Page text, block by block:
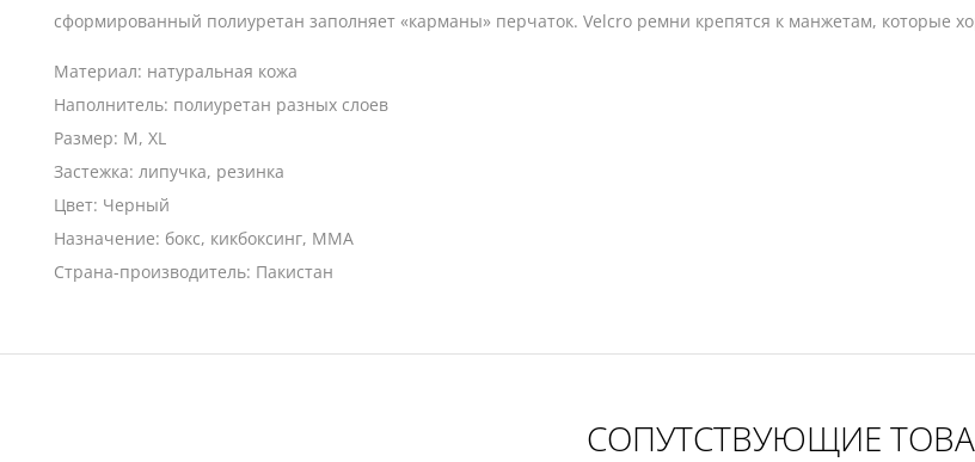
сформированный полиуретан заполняет «карманы» перчаток. Velcro ремни крепятся к манжетам, которые
Материал: натуральная кожа
Наполнитель: полиуретан разных слоев
Размер: M, XL
Застежка: липучка, резинка
Цвет: Черный
Назначение: бокс, кикбоксинг, MMA
Страна-производитель: Пакистан
СОПУТСТВУЮЩИЕ